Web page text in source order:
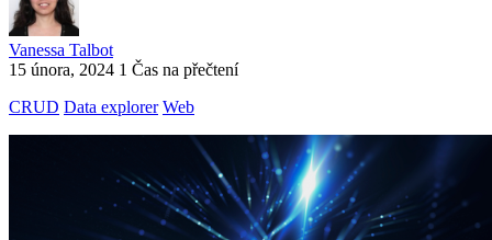
Vanessa Talbot
15 února, 2024 1 Čas na přečtení
CRUD Data explorer Web